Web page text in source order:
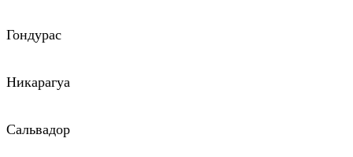
Гондурас
Никарагуа
Сальвадор